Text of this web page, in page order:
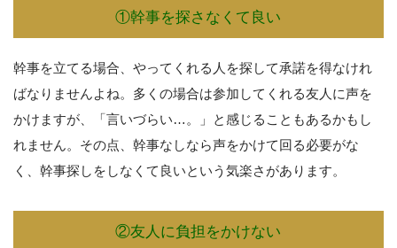
①幹事を探さなくて良い
幹事を立てる場合、やってくれる人を探して承諾を得なけれ
ばなりませんよね。多くの場合は参加してくれる友人に声を
かけますが、「言いづらい…。」と感じることもあるかもし
れません。その点、幹事なしなら声をかけて回る必要がな
く、幹事探しをしなくて良いという気楽さがあります。
②友人に負担をかけない